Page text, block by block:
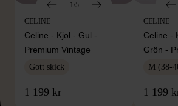
1/5
CELINE
Celine - Kjol - Gul -
Premium Vintage
Gott skick
1 199 kr
CELINE
Celine -
Grön -
M (38-
1 199